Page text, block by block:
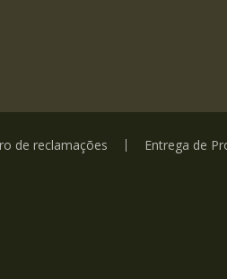
de reclamações Entrega de